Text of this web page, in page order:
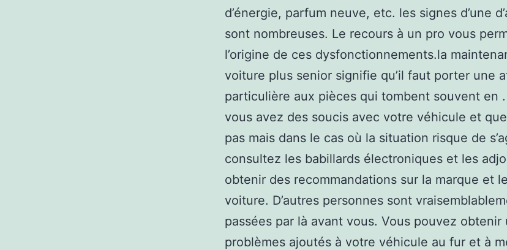
d’énergie, parfum neuve, etc. les signes d’une
sont nombreuses. Le recours à un pro vous
l’origine de ces dysfonctionnements.la
voiture plus senior signifie qu’il faut porter une
particulière aux pièces qui tombent souvent en
vous avez des soucis avec votre véhicule et
pas mais dans le cas où la situation risque de
consultez les babillards électroniques et les
obtenir des recommandations sur la marque et
voiture. D’autres personnes sont
passées par là avant vous. Vous pouvez obtenir
problèmes ajoutés à votre véhicule au fur et à